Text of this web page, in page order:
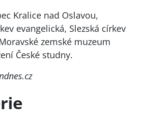
Kralice nad Oslavou,
evangelická, Slezská církev
zemské muzeum
České studny.